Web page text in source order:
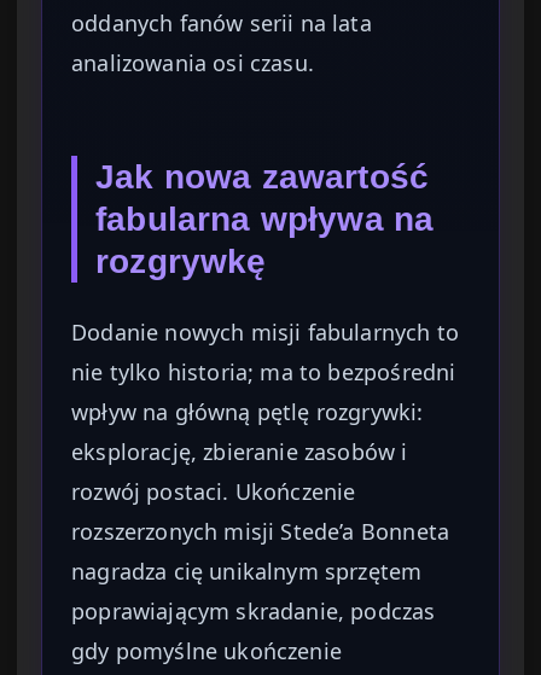
oddanych fanów serii na lata
analizowania osi czasu.
Jak nowa zawartość
fabularna wpływa na
rozgrywkę
Dodanie nowych misji fabularnych to
nie tylko historia; ma to bezpośredni
wpływ na główną pętlę rozgrywki:
eksplorację, zbieranie zasobów i
rozwój postaci. Ukończenie
rozszerzonych misji Stede’a Bonneta
nagradza cię unikalnym sprzętem
poprawiającym skradanie, podczas
gdy pomyślne ukończenie